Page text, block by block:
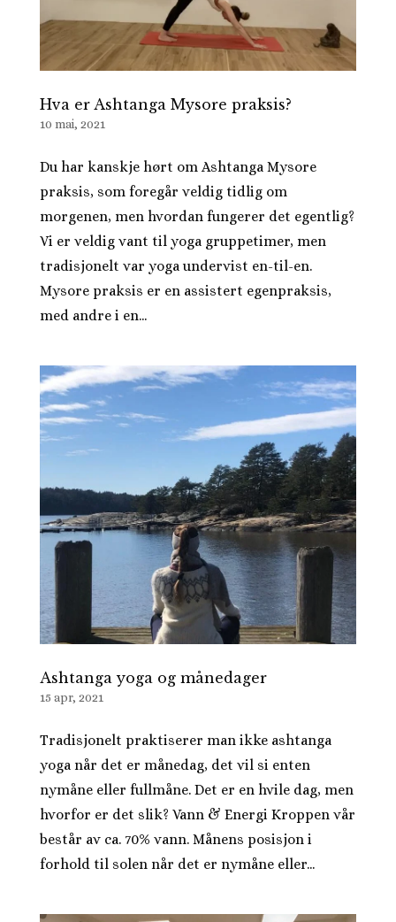
Hva er Ashtanga Mysore praksis?
10 mai, 2021
Du har kanskje hørt om Ashtanga Mysore
praksis, som foregår veldig tidlig om
morgenen, men hvordan fungerer det egentlig?
Vi er veldig vant til yoga gruppetimer, men
tradisjonelt var yoga undervist en-til-en.
Mysore praksis er en assistert egenpraksis,
med andre i en...
Ashtanga yoga og månedager
15 apr, 2021
Tradisjonelt praktiserer man ikke ashtanga
yoga når det er månedag, det vil si enten
nymåne eller fullmåne. Det er en hvile dag, men
hvorfor er det slik? Vann & Energi Kroppen vår
består av ca. 70% vann. Månens posisjon i
forhold til solen når det er nymåne eller...